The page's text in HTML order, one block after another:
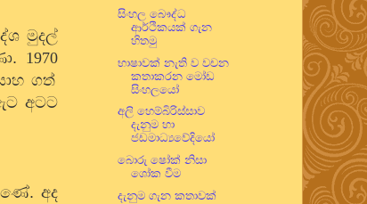
මුදල්
1970
ගත්
අටට
අද
සිංහල බෞද්ධ
ආර්ථිකයක් ගැන
හිතමු
භාෂාවක් නැති ව වචන
කතාකරන මෝඩ
සිංහලයෝ
අලි හෙම්බිරිස්සාව
දැනුම හා
ජඩමාධ්‍යවේදියෝ
බොරු ෂෝක් නිසා
ශෝක වීම
දැනුම ගැන කතාවක්